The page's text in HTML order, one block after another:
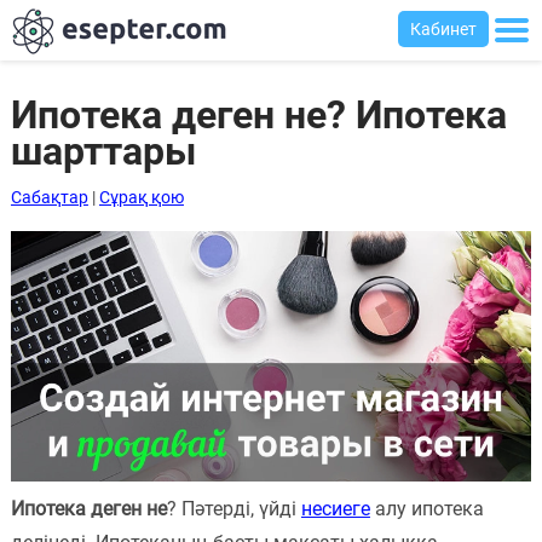
Сабақтар
тақтасы
Кіру
Қазақша-
ағылшынша
сөздік
Ағылшынша-
қазақша
сөздік
Кабинет
Ипотека деген не? Ипотека
шарттары
Сабақтар|Сұрақ қою
Ипотека деген не? Пәтерді, үйді несиегеалу ипотека